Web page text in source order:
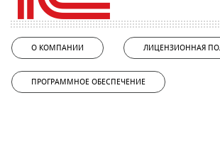
О КОМПАНИИ ЛИЦЕНЗИОННАЯ
ПРОГРАММНОЕ ОБЕСПЕЧЕНИЕ